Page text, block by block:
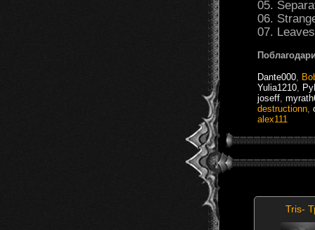
05.
06.
07. Leaves
Dante000
Yulia1210
joseff
destructionn
alex111
Tris-